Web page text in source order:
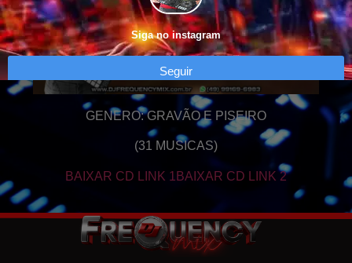
GENERO: GRAVÃO E PISEIRO
(31 MUSICAS)
BAIXAR CD LINK 1 BAIXAR CD LINK 2
Siga no instagram
Seguir